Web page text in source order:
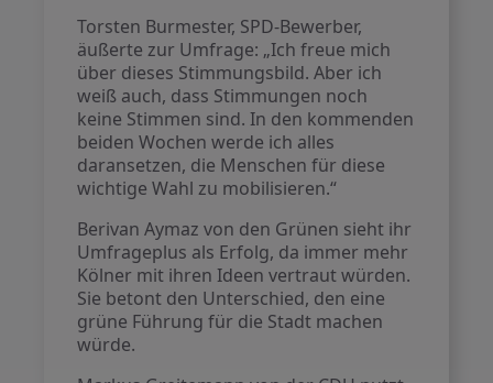
Torsten Burmester, SPD-Bewerber,
äußerte zur Umfrage: „Ich freue mich
über dieses Stimmungsbild. Aber ich
weiß auch, dass Stimmungen noch
keine Stimmen sind. In den kommenden
beiden Wochen werde ich alles
daransetzen, die Menschen für diese
wichtige Wahl zu mobilisieren.“
Berivan Aymaz von den Grünen sieht ihr
Umfrageplus als Erfolg, da immer mehr
Kölner mit ihren Ideen vertraut würden.
Sie betont den Unterschied, den eine
grüne Führung für die Stadt machen
würde.